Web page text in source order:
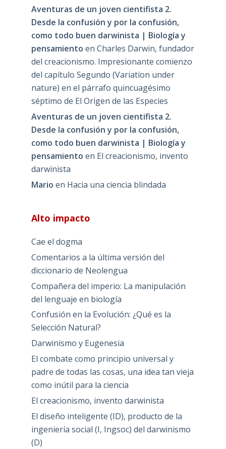
Aventuras de un joven cientifista 2.
Desde la confusión y por la confusión,
como todo buen darwinista | Biología y
pensamiento en Charles Darwin, fundador
del creacionismo. Impresionante comienzo
del capítulo Segundo (Variation under
nature) en el párrafo quincuagésimo
séptimo de El Origen de las Especies
Aventuras de un joven cientifista 2.
Desde la confusión y por la confusión,
como todo buen darwinista | Biología y
pensamiento en El creacionismo, invento
darwinista
Mario en Hacia una ciencia blindada
Alto impacto
Cae el dogma
Comentarios a la última versión del
diccionario de Neolengua
Compañera del imperio: La manipulación
del lenguaje en biología
Confusión en la Evolución: ¿Qué es la
Selección Natural?
Darwinismo y Eugenesia
El combate como principio universal y
padre de todas las cosas, una idea tan vieja
como inútil para la ciencia
El creacionismo, invento darwinista
El diseño inteligente (ID), producto de la
ingeniería social (I, Ingsoc) del darwinismo
(D)